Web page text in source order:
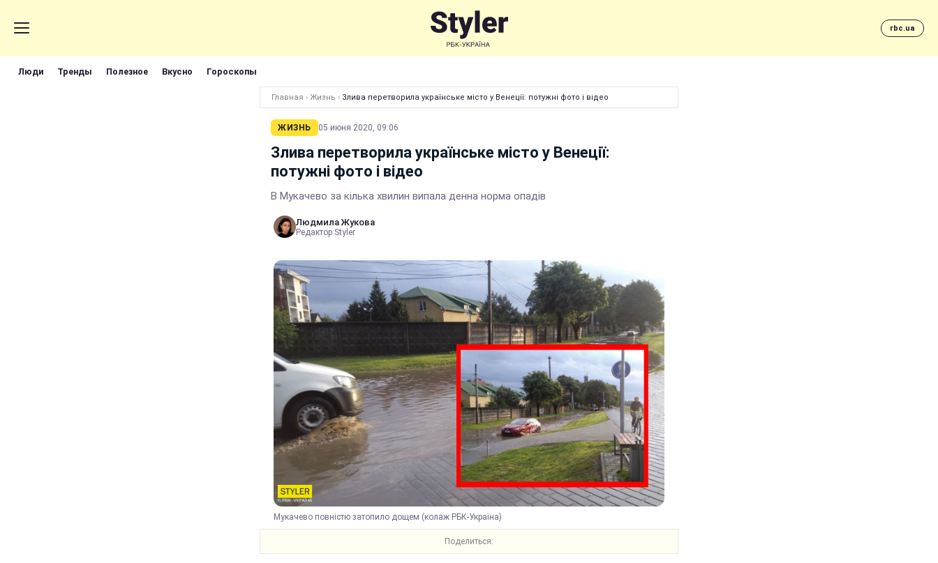
rbc.ua
Люди Тренды Полезное Вкусно Гороскопы
Главная › Жизнь › Злива перетворила українське місто у Венеції: потужні фото і відео
ЖИЗНЬ 05 июня 2020, 09:06
Злива перетворила українське місто у Венеції:
потужні фото і відео
В Мукачево за кілька хвилин випала денна норма опадів
Людмила Жукова
Редактор Styler
Мукачево повністю затопило дощем (колаж РБК-Україна)
Поделиться: